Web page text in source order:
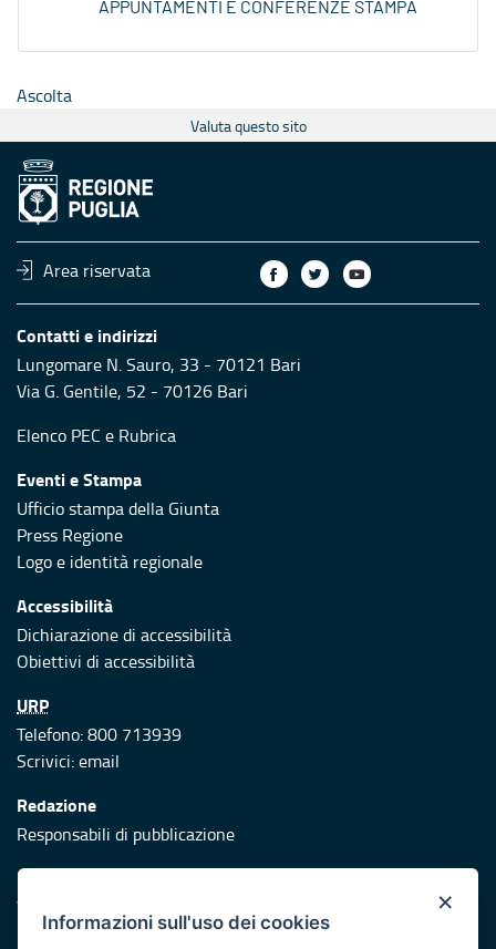
APPUNTAMENTI E CONFERENZE STAMPA
Ascolta
Valuta questo sito
Area riservata
Contatti e indirizzi
Lungomare N. Sauro, 33 - 70121 Bari
Via G. Gentile, 52 - 70126 Bari
Elenco PEC e Rubrica
Eventi e Stampa
Ufficio stampa della Giunta
Press Regione
Logo e identità regionale
Accessibilità
Dichiarazione di accessibilità
Obiettivi di accessibilità
URP
Telefono: 800 713939
Scrivici:email
Redazione
Responsabili di pubblicazione
Protezione civile
Vai al sito di Protezione Civile Puglia
×
Informazioni sull'uso dei cookies